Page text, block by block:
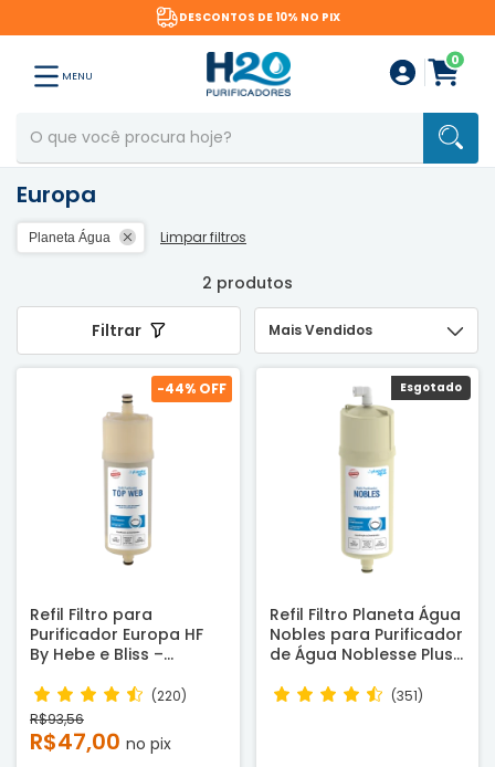
DESCONTOS DE 10% NO PIX
MENU
0
Europa
Planeta Água Limpar filtros
2 produtos
Filtrar
-44% OFF
Refil Filtro para
Purificador Europa HF
By Hebe e Bliss –
(220)
R$93,56
R$47,00 no pix
Esgotado
Refil Filtro Planeta Água
Nobles para Purificador
de Água Noblesse Plus,
Compatível
(351)